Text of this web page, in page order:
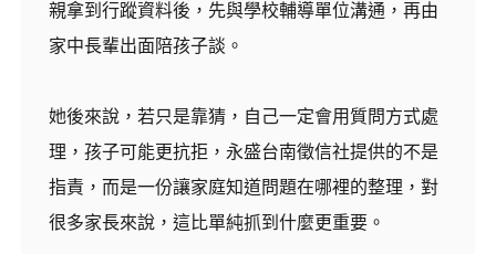
親拿到行蹤資料後，先與學校輔導單位溝通，再由
家中長輩出面陪孩子談。
她後來說，若只是靠猜，自己一定會用質問方式處
理，孩子可能更抗拒，永盛台南徵信社提供的不是
指責，而是一份讓家庭知道問題在哪裡的整理，對
很多家長來說，這比單純抓到什麼更重要。